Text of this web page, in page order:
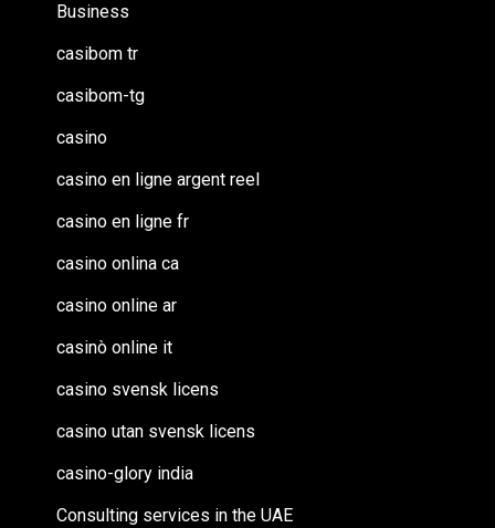
Business
casibom tr
casibom-tg
casino
casino en ligne argent reel
casino en ligne fr
casino onlina ca
casino online ar
casinò online it
casino svensk licens
casino utan svensk licens
casino-glory india
Consulting services in the UAE